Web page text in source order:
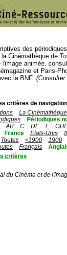
des
Cinémathèque de
l'image animée,
et Paris-
la BNF.
critères de
La
Périodiques
AB C DE F
GHI
France Etats-Unis
Toutes <1900
1900
Français
critères
du Cinéma et de